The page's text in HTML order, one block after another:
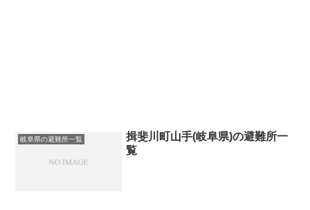
岐阜県の避難所一覧
揖斐川町山手(岐阜県)の避難所一
覧